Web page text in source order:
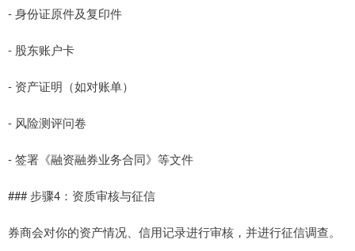
- 身份证原件及复印件
- 股东账户卡
- 资产证明（如对账单）
- 风险测评问卷
- 签署《融资融券业务合同》等文件
### 步骤4：资质审核与征信
券商会对你的资产情况、信用记录进行审核，并进行征信调查。